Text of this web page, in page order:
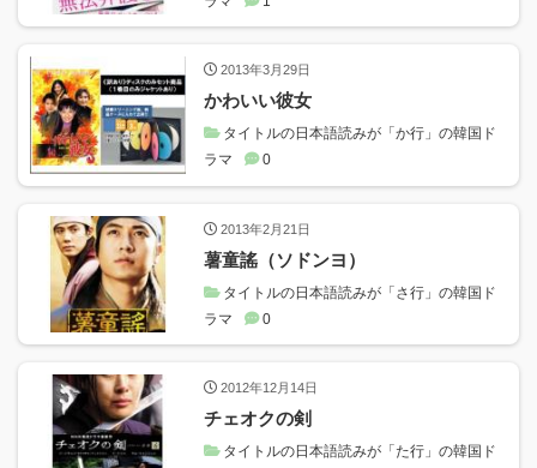
2013年3月29日
かわいい彼女
タイトルの日本語読みが「か行」の韓国ド
ラマ
0
2013年2月21日
薯童謠（ソドンヨ）
タイトルの日本語読みが「さ行」の韓国ド
ラマ
0
2012年12月14日
チェオクの剣
タイトルの日本語読みが「た行」の韓国ド